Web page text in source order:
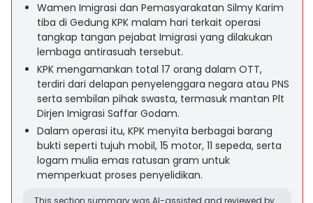
Wamen Imigrasi dan Pemasyarakatan Silmy Karim
tiba di Gedung KPK malam hari terkait operasi
tangkap tangan pejabat Imigrasi yang dilakukan
lembaga antirasuah tersebut.
KPK mengamankan total 17 orang dalam OTT,
terdiri dari delapan penyelenggara negara atau PNS
serta sembilan pihak swasta, termasuk mantan Plt
Dirjen Imigrasi Saffar Godam.
Dalam operasi itu, KPK menyita berbagai barang
bukti seperti tujuh mobil, 15 motor, 11 sepeda, serta
logam mulia emas ratusan gram untuk
memperkuat proses penyelidikan.
This section summary was AI-assisted and reviewed by